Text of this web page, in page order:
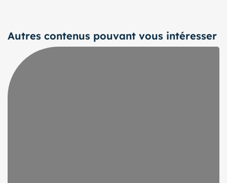
Autres contenus pouvant vous intéresser